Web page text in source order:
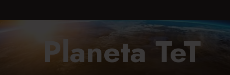
Planeta TeT